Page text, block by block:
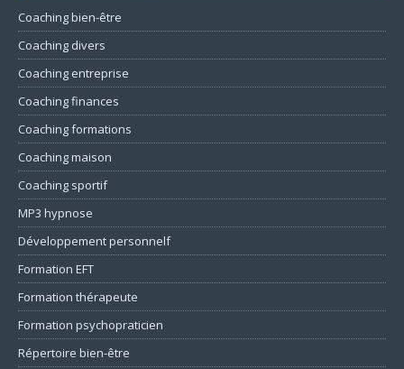
Coaching bien-être
Coaching divers
Coaching entreprise
Coaching finances
Coaching formations
Coaching maison
Coaching sportif
MP3 hypnose
Développement personnelf
Formation EFT
Formation thérapeute
Formation psychopraticien
Répertoire bien-être